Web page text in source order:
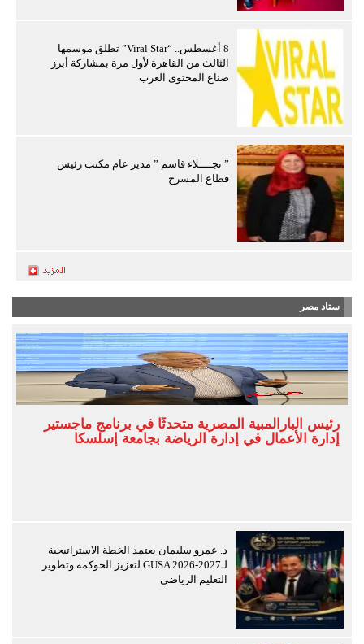
8 أغسطس.. “Viral Star” تطلق موسمها
الثالث من القاهرة لأول مرة بمشاركة أبرز
صناع المحتوى العرب
” نجــــلاء قاسم ” مدير عام مكتب رئيس
قطاع المسرح
ستاد مصر
رئيس البارالمبية المصرية متحدثًا في برنامج ماجستير
إدارة الأعمال في إدارة الرياضة بجامعة إسلسكا
د. عمرو سليمان يعتمد الخطة الاستراتيجية
لـGUSA 2026-2027 لتعزيز الحوكمة وتطوير
التعليم الرياضي